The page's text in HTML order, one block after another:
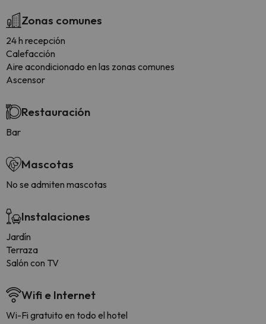
Zonas comunes
24 h recepción
Calefacción
Aire acondicionado en las zonas comunes
Ascensor
Restauración
Bar
Mascotas
No se admiten mascotas
Instalaciones
Jardín
Terraza
Salón con TV
Wifi e Internet
Wi-Fi gratuito en todo el hotel